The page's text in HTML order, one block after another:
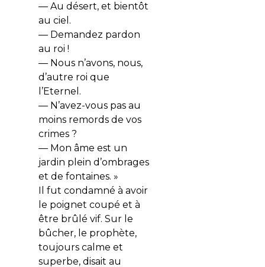
— Au désert, et bientôt
au ciel.
— Demandez pardon
au roi !
— Nous n’avons, nous,
d’autre roi que
l’Eternel.
— N’avez-vous pas au
moins remords de vos
crimes ?
— Mon âme est un
jardin plein d’ombrages
et de fontaines. »
Il fut condamné à avoir
le poignet coupé et à
être brûlé vif. Sur le
bûcher, le prophète,
toujours calme et
superbe, disait au